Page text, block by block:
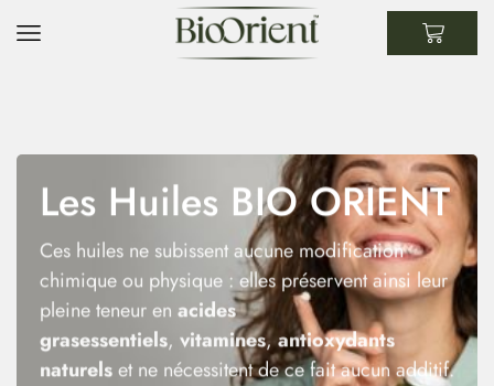
Les Huiles BIO ORIENT
Ces huiles ne subissent aucune modification
chimique ou physique : elles préservent ainsi leur
pleine teneur en acides
grasessentiels, vitamines,antioxydants
naturelset ne nécessitent de ce fait aucun additif.